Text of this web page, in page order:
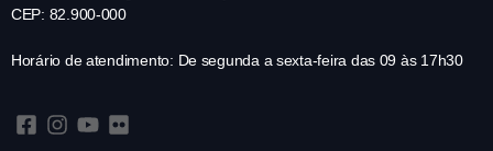
CEP: 82.900-000
Horário de atendimento: De segunda a sexta-feira das 09 às 17h30